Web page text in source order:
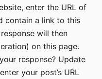
enter the URL of
contain a link to this
response will then
on this page.
response? Update
your post’s URL